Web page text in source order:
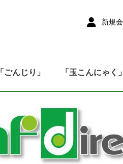
新規
「ごんじり」 「玉こんにゃく」